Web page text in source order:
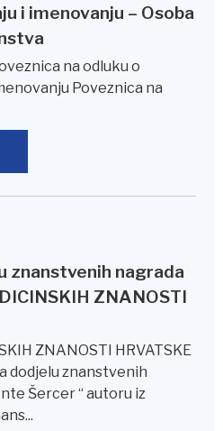
i imenovanju – Osoba
na odluku o
Poveznica na
znanstvenih nagrada
ZNANOSTI
ZNANOSTI HRVATSKE
dodjelu znanstvenih
Šercer “ autoru iz